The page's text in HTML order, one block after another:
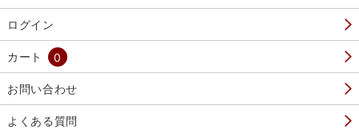
ログイン
カート 0
お問い合わせ
よくある質問